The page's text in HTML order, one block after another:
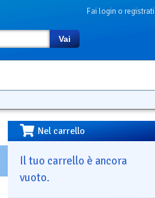
Fai login o registrati
Vai
Nel carrello
Il tuo carrello è ancora
vuoto.